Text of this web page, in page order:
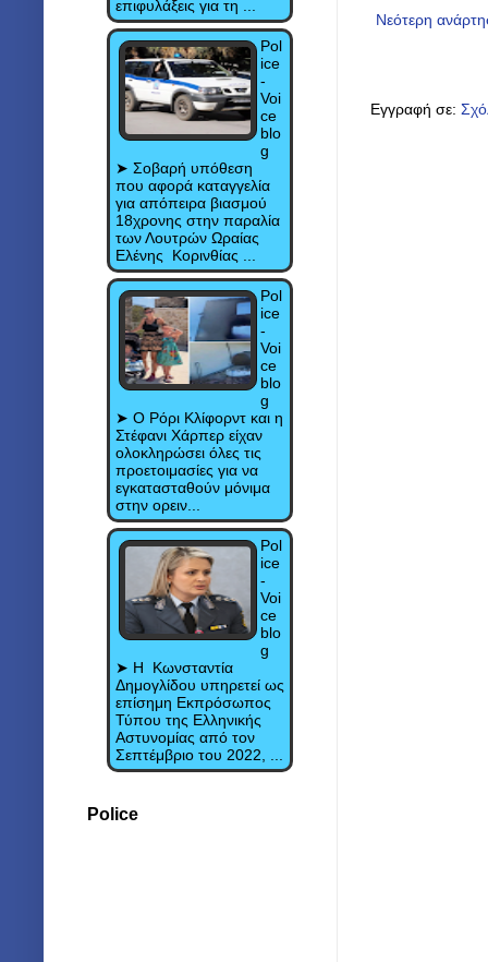
Νεότερη
Εγγραφή σε:
επιφυλάξεις για τη ...
Pol
ice
-
Voi
ce
blo
g
➤ Σοβαρή υπόθεση
που αφορά καταγγελία
για απόπειρα βιασμού
18χρονης στην παραλία
των Λουτρών Ωραίας
Ελένης Κορινθίας ...
Pol
ice
-
Voi
ce
blo
g
➤ Ο Ρόρι Κλίφορντ και η
Στέφανι Χάρπερ είχαν
ολοκληρώσει όλες τις
προετοιμασίες για να
εγκατασταθούν μόνιμα
στην ορειν...
Pol
ice
-
Voi
ce
blo
g
➤ Η Κωνσταντία
Δημογλίδου υπηρετεί ως
επίσημη Εκπρόσωπος
Τύπου της Ελληνικής
Αστυνομίας από τον
Σεπτέμβριο του 2022, ...
Police